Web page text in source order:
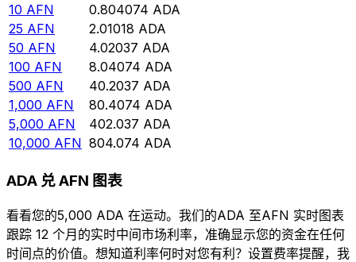
10 AFN 0.804074 ADA
25 AFN 2.01018 ADA
50 AFN 4.02037 ADA
100 AFN 8.04074 ADA
500 AFN 40.2037 ADA
1,000 AFN 80.4074 ADA
5,000 AFN 402.037 ADA
10,000 AFN 804.074 ADA
ADA 兑 AFN 图表
看看您的5,000 ADA 在运动。我们的ADA 至AFN 实时图表
跟踪 12 个月的实时中间市场利率，准确显示您的资金在任何
时间点的价值。想知道利率何时对您有利？设置费率提醒，我